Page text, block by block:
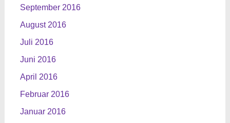
September 2016
August 2016
Juli 2016
Juni 2016
April 2016
Februar 2016
Januar 2016